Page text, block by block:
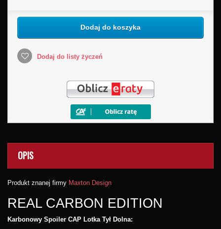
Dodaj do koszyka
Dodaj do listy życzeń
OPIS
Produkt znanej firmy Maxton Design
REAL CARBON EDITION
Karbonowy Spoiler CAP Lotka Tył Dolna: